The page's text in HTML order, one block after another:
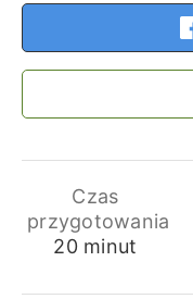
Czas
przygotowania
20minuty
minut